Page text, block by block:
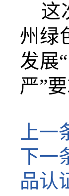
这
州绿
发展
严”
上一
下一
品认